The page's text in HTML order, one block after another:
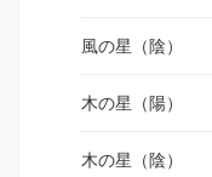
風の星（陰）
木の星（陽）
木の星（陰）